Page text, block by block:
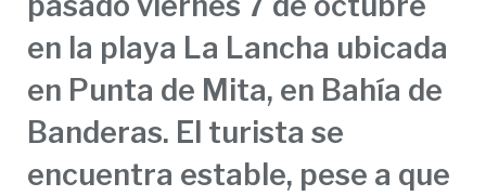
en la playa La Lancha ubicada
en Punta de Mita, en Bahía de
Banderas. El turista se
encuentra estable, pese a que